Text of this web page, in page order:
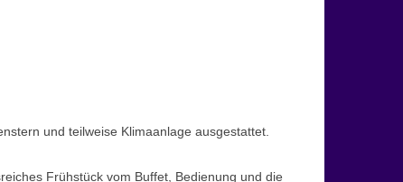
und teilweise Klimaanlage ausgestattet.
Frühstück vom Buffet, Bedienung und die